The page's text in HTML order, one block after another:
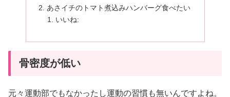
あさイチのトマト煮込みハンバーグ食べたい
いいね:
骨密度が低い
元々運動部でもなかったし運動の習慣も無いんですよね。